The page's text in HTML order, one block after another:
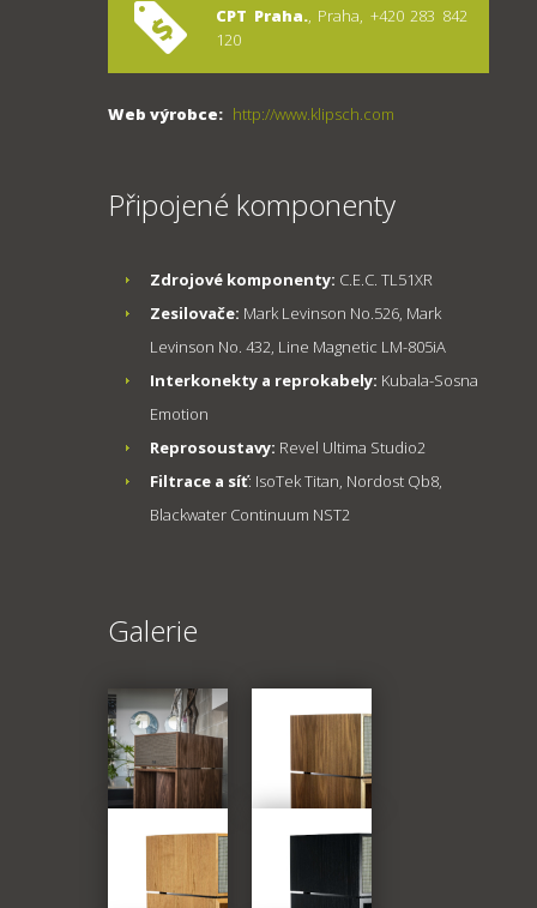
CPT Praha., Praha, +420 283 842
120
Web výrobce: http://www.klipsch.com
Připojené komponenty
Zdrojové komponenty: C.E.C. TL51XR
Zesilovače: Mark Levinson No.526, Mark
Levinson No. 432, Line Magnetic LM-805iA
Interkonekty a reprokabely: Kubala-Sosna
Emotion
Reprosoustavy: Revel Ultima Studio2
Filtrace a síť: IsoTek Titan, Nordost Qb8,
Blackwater Continuum NST2
Galerie